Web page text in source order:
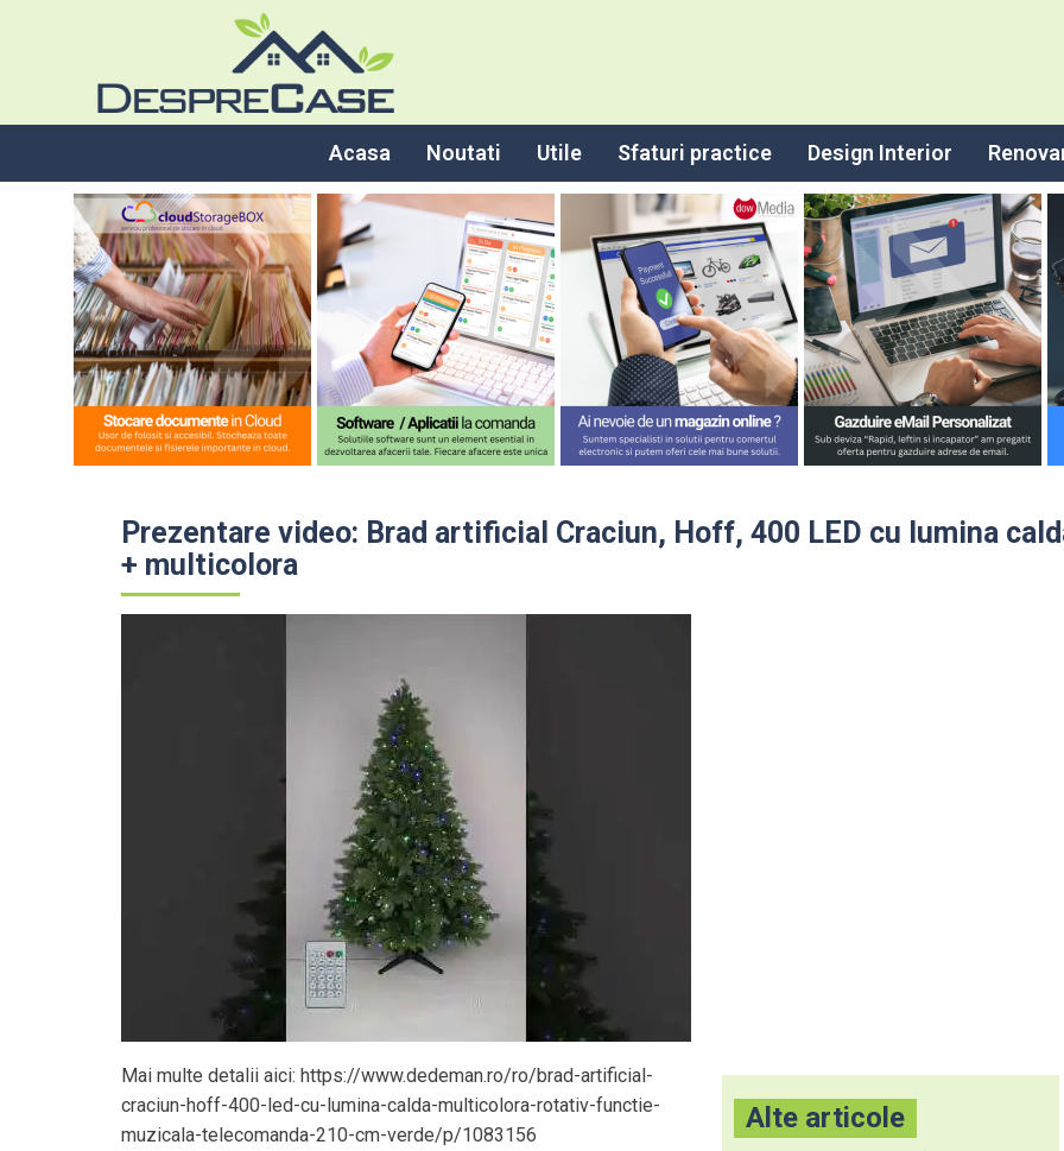
Acasa Noutati Utile Sfaturi practice Design Interior
Prezentare video: Brad artificial Craciun, Hoff, 400 LED cu lumina
+ multicolora
Mai multe detalii aici: https://www.dedeman.ro/ro/brad-artificial-
craciun-hoff-400-led-cu-lumina-calda-multicolora-rotativ-functie-
muzicala-telecomanda-210-cm-verde/p/1083156
Alte articole